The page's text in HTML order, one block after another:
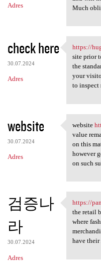
Adres
Much
check here
30.07.2024
Adres
https://
https://
site prior
the
your
to inspect
website
30.07.2024
Adres
website
website
value
on this
however
on such
검증나
라
30.07.2024
Adres
https://
https://
the retail
where
have their